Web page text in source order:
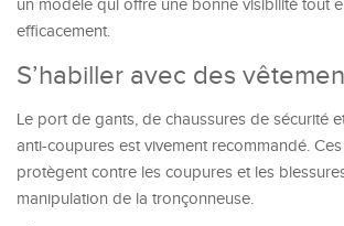
un modèle qui offre une bonne visibilité tout
efficacement.
S’habiller avec des
Le port de gants, de chaussures de sécurité
anti-coupures est vivement recommandé.
protègent contre les coupures et les
manipulation de la tronçonneuse.